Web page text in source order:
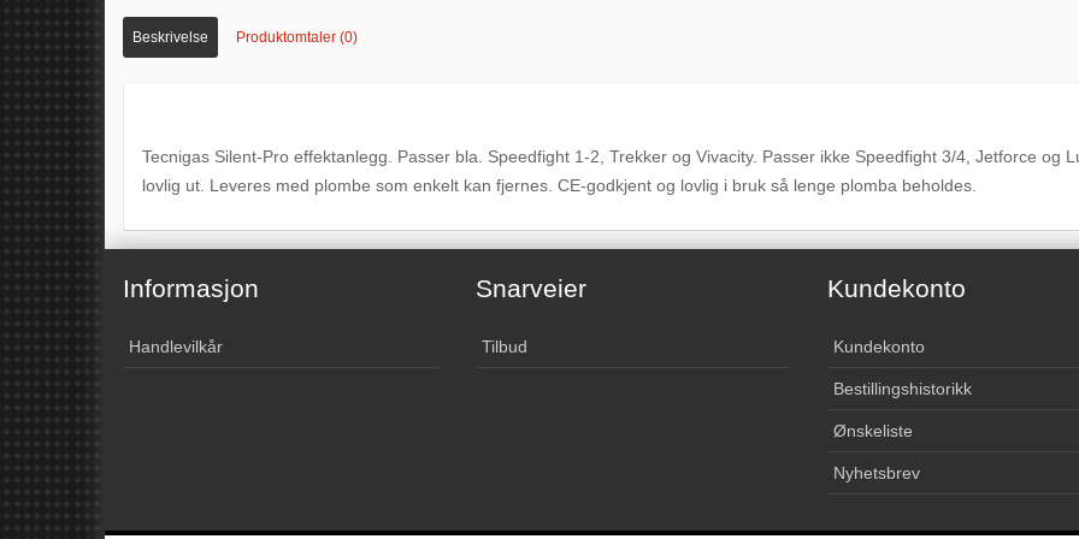
Beskrivelse Produktomtaler (0)
Tecnigas Silent-Pro effektanlegg. Passer bla. Speedfight 1-2, Trekker og Vivacity. Passer ikke Speedfight 3/4, Jetforce og
lovlig ut. Leveres med plombe som enkelt kan fjernes. CE-godkjent og lovlig i bruk så lenge plomba beholdes.
Informasjon
Handlevilkår
Snarveier
Tilbud
Kundekonto
Kundekonto
Bestillingshistorikk
Ønskeliste
Nyhetsbrev